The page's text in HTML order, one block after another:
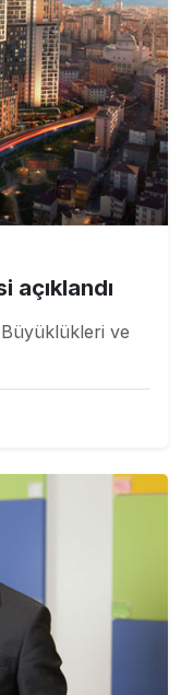
açıklandı
ve